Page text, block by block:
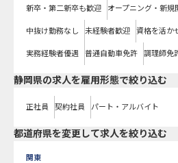
新卒・第二新卒も歓迎 オープニング・新規
中抜け勤務なし 未経験者歓迎 資格を活か
実務経験者優遇 普通自動車免許 調理師免
静岡県の求人を雇用形態で絞り込む
正社員 契約社員 パート・アルバイト
都道府県を変更して求人を絞り込む
関東